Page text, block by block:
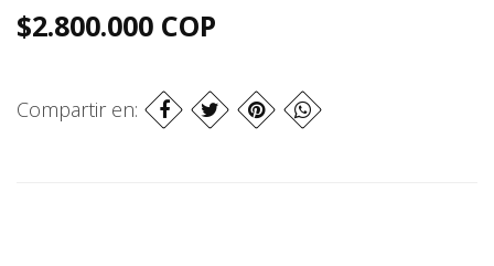
$2.800.000 COP
Compartir en: